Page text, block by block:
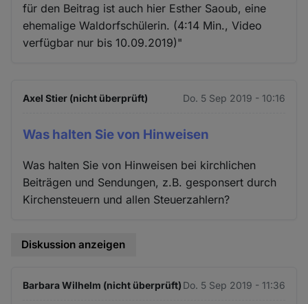
für den Beitrag ist auch hier Esther Saoub, eine
ehemalige Waldorfschülerin. (4:14 Min., Video
verfügbar nur bis 10.09.2019)"
Axel Stier (nicht überprüft) Do. 5 Sep 2019 - 10:16
Was halten Sie von Hinweisen
Was halten Sie von Hinweisen bei kirchlichen
Beiträgen und Sendungen, z.B. gesponsert durch
Kirchensteuern und allen Steuerzahlern?
Diskussion anzeigen
Barbara Wilhelm (nicht überprüft) Do. 5 Sep 2019 - 11:36